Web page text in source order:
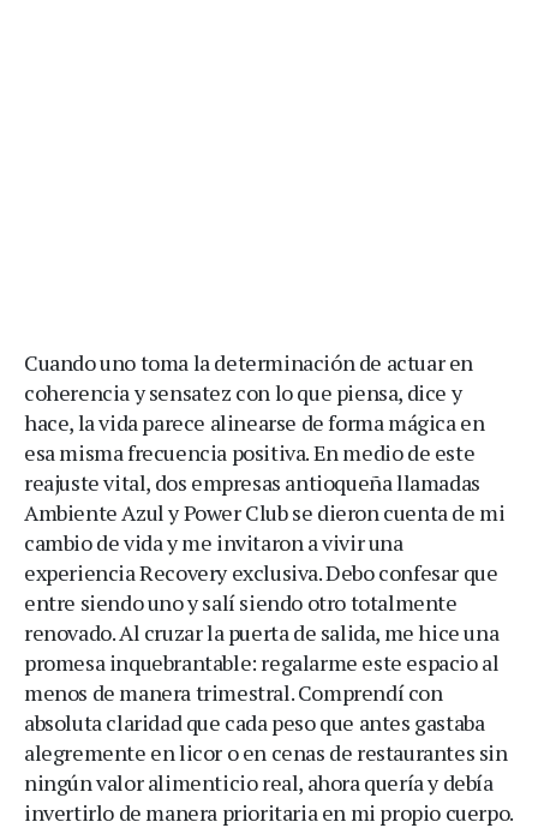
Cuando uno toma la determinación de actuar en
coherencia y sensatez con lo que piensa, dice y
hace, la vida parece alinearse de forma mágica en
esa misma frecuencia positiva. En medio de este
reajuste vital, dos empresas antioqueña llamadas
Ambiente Azul y Power Club se dieron cuenta de mi
cambio de vida y me invitaron a vivir una
experiencia Recovery exclusiva. Debo confesar que
entre siendo uno y salí siendo otro totalmente
renovado. Al cruzar la puerta de salida, me hice una
promesa inquebrantable: regalarme este espacio al
menos de manera trimestral. Comprendí con
absoluta claridad que cada peso que antes gastaba
alegremente en licor o en cenas de restaurantes sin
ningún valor alimenticio real, ahora quería y debía
invertirlo de manera prioritaria en mi propio cuerpo.